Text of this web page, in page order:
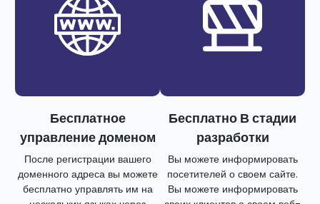
Бесплатное
управление доменом
После регистрации вашего
доменного адреса вы можете
бесплатно управлять им на
Бесплатно В стадии
разработки
Вы можете информировать
посетителей о своем сайте.
Вы можете информировать